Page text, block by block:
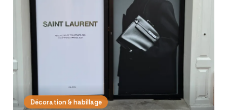
Décoration & habillage